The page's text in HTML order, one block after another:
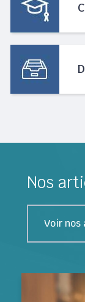
Nos
Voir nos